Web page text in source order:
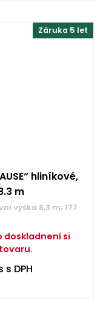
Záruka 5 let
hliníkové,
m
výška 8,3 m; 177
doskladnení si
s DPH